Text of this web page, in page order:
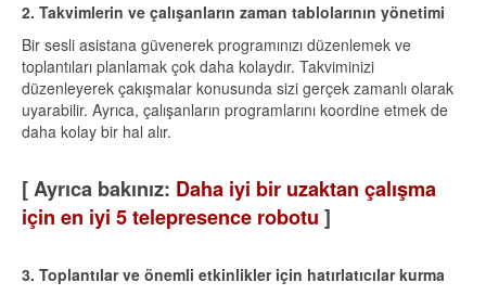
2. Takvimlerin ve çalışanların zaman tablolarının yönetimi
Bir sesli asistana güvenerek programınızı düzenlemek ve
toplantıları planlamak çok daha kolaydır. Takviminizi
düzenleyerek çakışmalar konusunda sizi gerçek zamanlı olarak
uyarabilir. Ayrıca, çalışanların programlarını koordine etmek de
daha kolay bir hal alır.
[ Ayrıca bakınız: Daha iyi bir uzaktan çalışma
için en iyi 5 telepresence robotu ]
3. Toplantılar ve önemli etkinlikler için hatırlatıcılar kurma